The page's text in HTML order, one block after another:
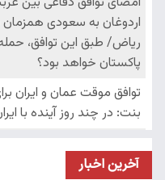
آخرین اخبار